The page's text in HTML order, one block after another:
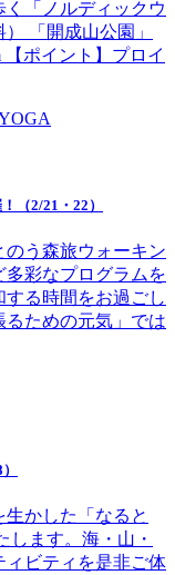
「ノルディックウ
「開成山公園」
【ポイント】プロイ
（2/21・22）
う森旅ウォーキン
彩なプログラムを
る時間をお過ごし
るための元気」では
かした「なると
します。海・山・
ィビティを是非ご体